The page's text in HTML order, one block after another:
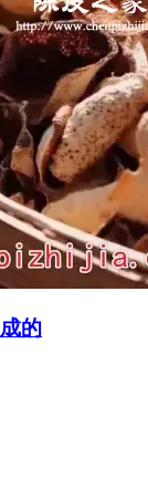
的